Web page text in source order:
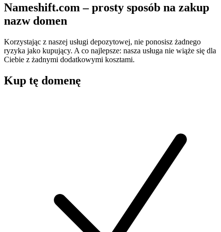
Nameshift.com – prosty sposób na zakup
nazw domen
Korzystając z naszej usługi depozytowej, nie ponosisz żadnego
ryzyka jako kupujący. A co najlepsze: nasza usługa nie wiąże się dla
Ciebie z żadnymi dodatkowymi kosztami.
Kup tę domenę